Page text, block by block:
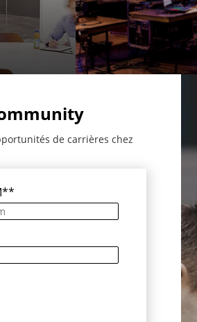
de carrières chez
*